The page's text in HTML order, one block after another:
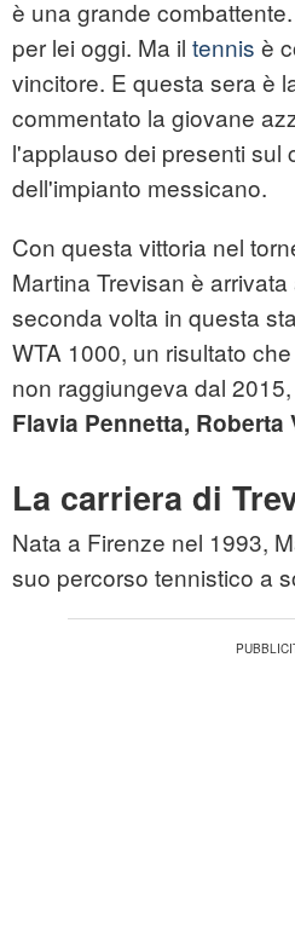
è una grande
per lei oggi. Ma il tennis è
vincitore. E questa sera è
commentato la giovane
l'applauso dei presenti sul
dell'impianto messicano.
Con questa vittoria nel
Martina Trevisan è
seconda volta in questa
WTA 1000, un risultato
non raggiungeva dal
Flavia Pennetta, Roberta
La carriera di
Nata a Firenze nel 1993,
suo percorso tennistico a